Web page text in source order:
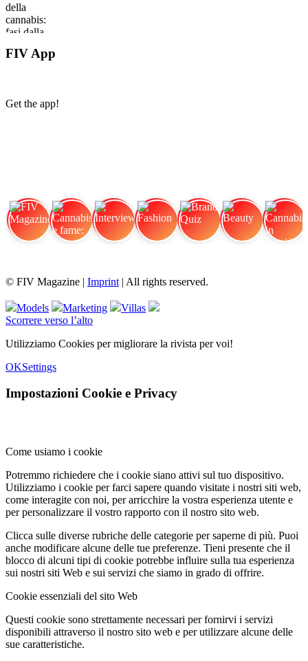
FIV App
Get the app!
© FIV Magazine | Imprint | All rights reserved.
Models Marketing
Villas
Scorrere verso l’alto
Utilizziamo Cookies per migliorare la rivista per voi!
OKSettings
Impostazioni Cookie e Privacy
Come usiamo i cookie
Potremmo richiedere che i cookie siano attivi sul tuo dispositivo.
Utilizziamo i cookie per farci sapere quando visitate i nostri siti web,
come interagite con noi, per arricchire la vostra esperienza utente e
per personalizzare il vostro rapporto con il nostro sito web.
Clicca sulle diverse rubriche delle categorie per saperne di più. Puoi
anche modificare alcune delle tue preferenze. Tieni presente che il
blocco di alcuni tipi di cookie potrebbe influire sulla tua esperienza
sui nostri siti Web e sui servizi che siamo in grado di offrire.
Cookie essenziali del sito Web
Questi cookie sono strettamente necessari per fornirvi i servizi
disponibili attraverso il nostro sito web e per utilizzare alcune delle
sue caratteristiche.